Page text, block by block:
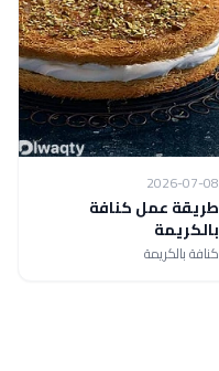
2026-07-08
طريقة عمل كنافة
بالكريمة
كنافة بالكريمة